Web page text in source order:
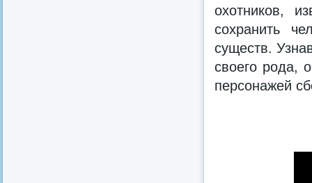
охотников,
сохранить
существ.
своего рода,
персонажей